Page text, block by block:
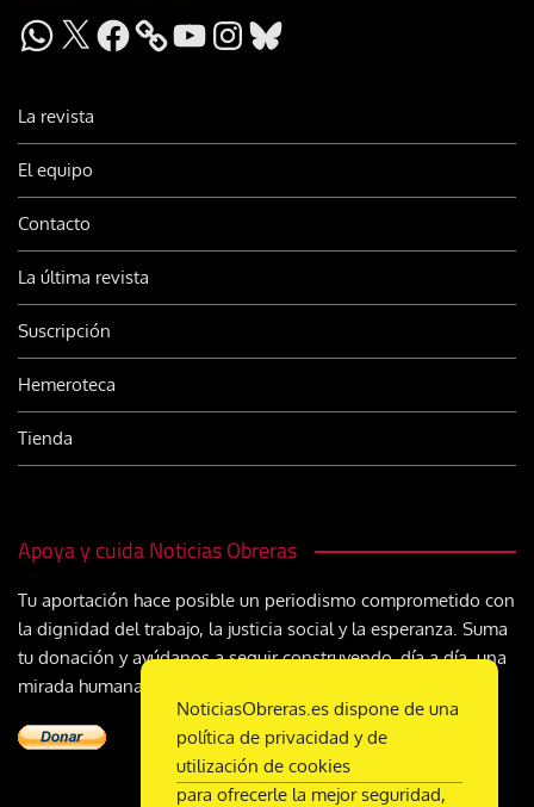
WhatsApp
X Facebook YouTubeInstagram
Bluesky
La revista
El equipo
Contacto
La última revista
Suscripción
Hemeroteca
Tienda
Apoya y cuida Noticias Obreras
Tu aportación hace posible un periodismo comprometido con
la dignidad del trabajo, la justicia social y la esperanza. Suma
tu donación y ayúdanos a seguir construyendo, día a día, una
mirada humana y cristiana sobre el mundo del trabajo
NoticiasObreras.es dispone de una
política de privacidad y de
utilización de cookies
para ofrecerle la mejor seguridad,